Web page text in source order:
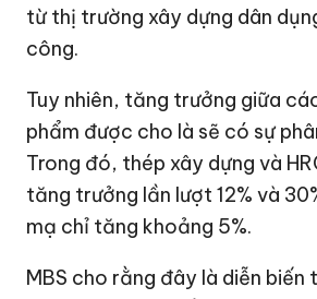
từ thị trường xây dựng dân
công.
Tuy nhiên, tăng trưởng giữa
phẩm được cho là sẽ có sự
Trong đó, thép xây dựng và
tăng trưởng lần lượt 12% và
mạ chỉ tăng khoảng 5%.
MBS cho rằng đây là diễn biến